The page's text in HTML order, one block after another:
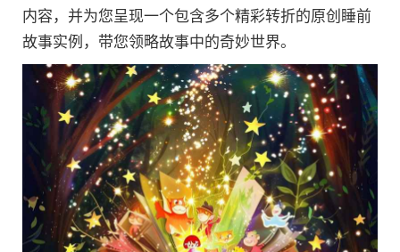
内容，并为您呈现一个包含多个精彩转折的原创睡前
故事实例，带您领略故事中的奇妙世界。